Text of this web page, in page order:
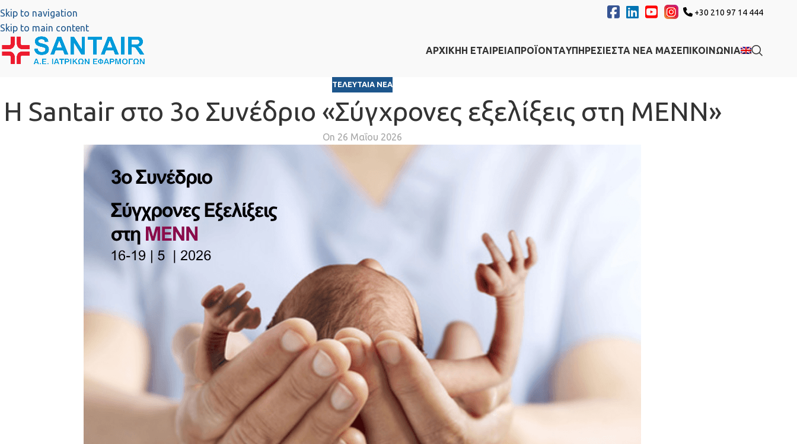
Skip to navigation
Skip to main content
+30 210 97 14 444
ΑΡΧΙΚΗΗ ΕΤΑΙΡΕΙΑΠΡΟΪΟΝΤΑΥΠΗΡΕΣΙΕΣΤΑ ΝΕΑ ΜΑΣΕΠΙΚΟΙΝΩΝΙΑ
ΤΕΛΕΥΤΑΊΑ ΝΈΑ
Η Santair στο 3ο Συνέδριο «Σύγχρονες εξελίξεις στη ΜΕΝΝ»
On 26 Μαΐου 2026